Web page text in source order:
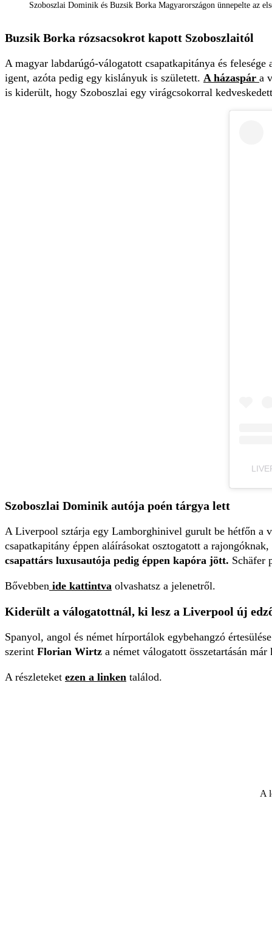
Szoboszlai Dominik és Buzsik Borka Magyarországon ünnepelte az
Buzsik Borka rózsacsokrot kapott Szoboszlaitól
A magyar labdarúgó-válogatott csapatkapitánya és
igent, azóta pedig egy kislányuk is született. A házaspár a
is kiderült, hogy Szoboszlai egy virágcsokorral
Szoboszlai Dominik autója poén tárgya lett
A Liverpool sztárja egy Lamborghinivel gurult be hétfőn a
csapatkapitány éppen aláírásokat osztogatott a
csapattárs luxusautója pedig éppen kapóra jött. Schäfer
Bővebben ide kattintva olvashatsz a jelenetről.
Kiderült a válogatottnál, ki lesz a Liverpool új
Spanyol, angol és német hírportálok egybehangzó
szerint Florian Wirtz a német válogatott összetartásán
A részleteket ezen a linken találod.
A